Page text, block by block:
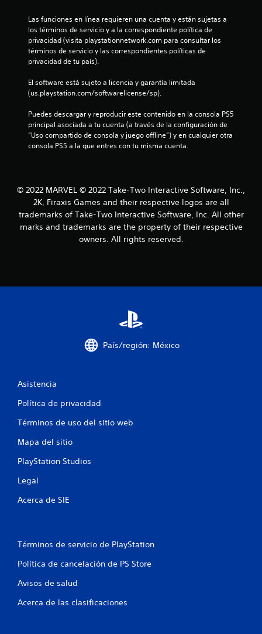
o
n
Las funciones en línea requieren una cuenta y están sujetas a
los términos de servicio y a la correspondiente política de
privacidad (visita playstationnetwork.com para consultar los
términos de servicio y las correspondientes políticas de
privacidad de tu país).
El software está sujeto a licencia y garantía limitada
(us.playstation.com/softwarelicense/sp).
Puedes descargar y reproducir este contenido en la consola PS5
principal asociada a tu cuenta (a través de la configuración de
“Uso compartido de consola y juego offline”) y en cualquier otra
consola PS5 a la que entres con tu misma cuenta.
© 2022 MARVEL © 2022 Take-Two Interactive Software, Inc.,
2K, Firaxis Games and their respective logos are all
trademarks of Take-Two Interactive Software, Inc. All other
marks and trademarks are the property of their respective
owners. All rights reserved.
País/región: México
Asistencia
Política de privacidad
Términos de uso del sitio web
Mapa del sitio
PlayStation Studios
Legal
Acerca de SIE
Términos de servicio de PlayStation
Política de cancelación de PS Store
Avisos de salud
Acerca de las clasificaciones